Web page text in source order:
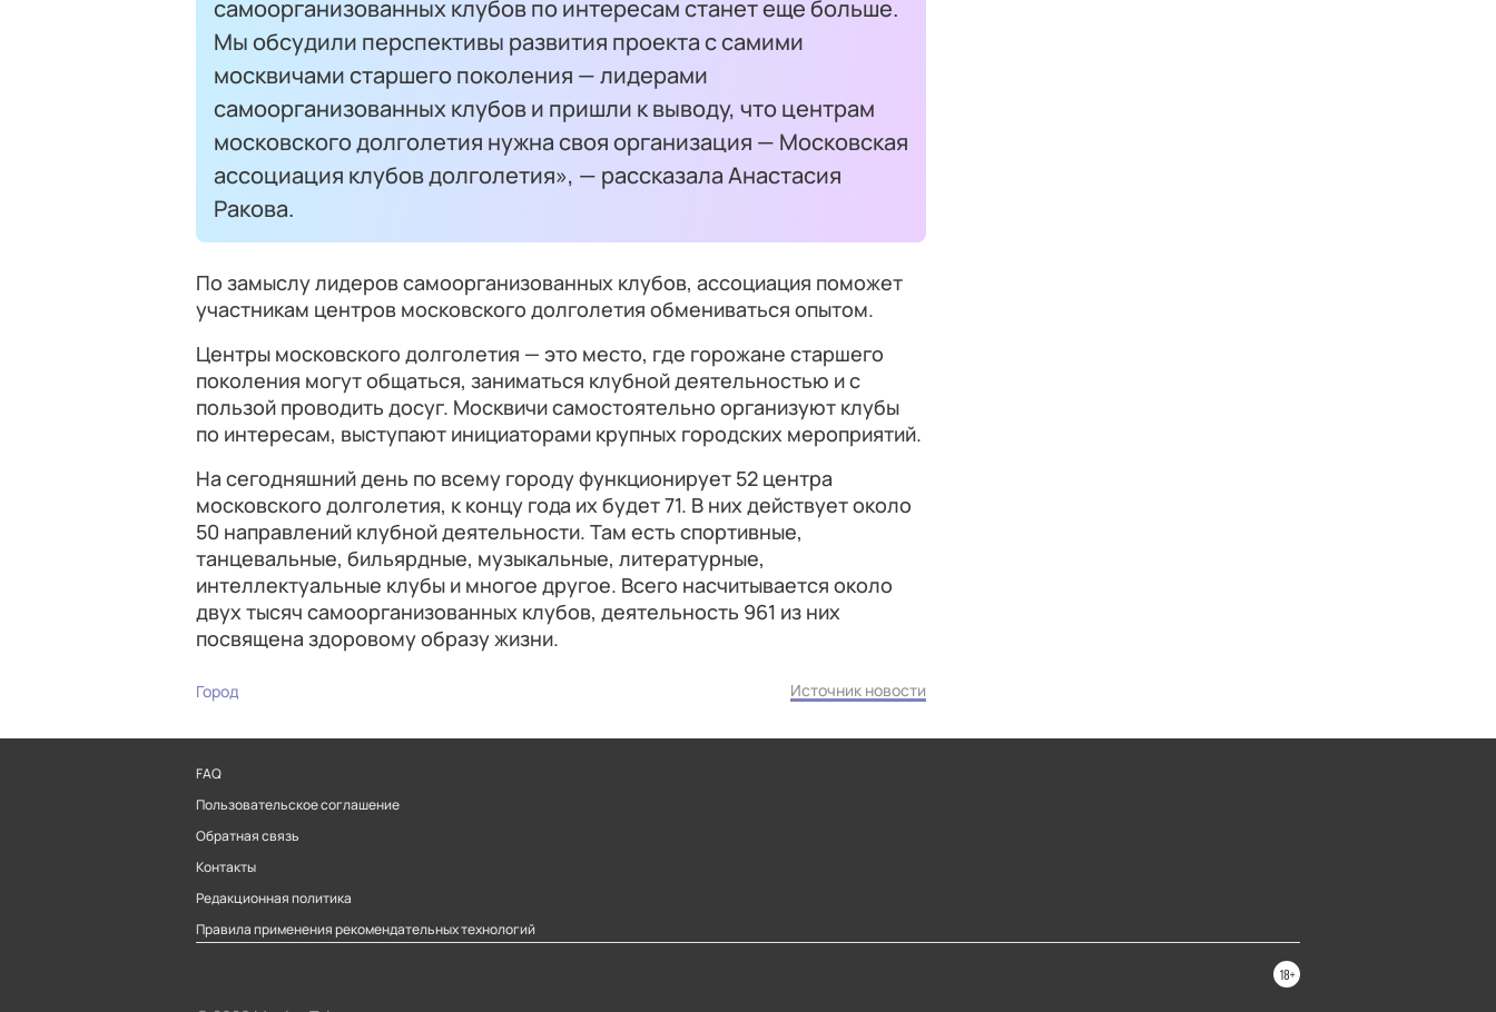
самоорганизованных клубов по интересам станет еще больше.
Мы обсудили перспективы развития проекта с самими
москвичами старшего поколения — лидерами
самоорганизованных клубов и пришли к выводу, что центрам
московского долголетия нужна своя организация — Московская
ассоциация клубов долголетия», — рассказала Анастасия
Ракова.
По замыслу лидеров самоорганизованных клубов, ассоциация поможет
участникам центров московского долголетия обмениваться опытом.
Центры московского долголетия — это место, где горожане старшего
поколения могут общаться, заниматься клубной деятельностью и с
пользой проводить досуг. Москвичи самостоятельно организуют клубы
по интересам, выступают инициаторами крупных городских мероприятий.
На сегодняшний день по всему городу функционирует 52 центра
московского долголетия, к концу года их будет 71. В них действует около
50 направлений клубной деятельности. Там есть спортивные,
танцевальные, бильярдные, музыкальные, литературные,
интеллектуальные клубы и многое другое. Всего насчитывается около
двух тысяч самоорганизованных клубов, деятельность 961 из них
посвящена здоровому образу жизни.
Город Источник новости
FAQ
Пользовательское соглашение
Обратная связь
Контакты
Редакционная политика
Правила применения рекомендательных технологий